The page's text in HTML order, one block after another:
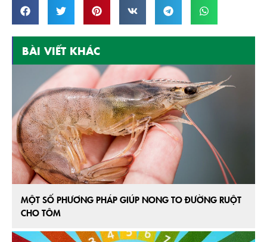
BÀI VIẾT KHÁC
MỘT SỐ PHƯƠNG PHÁP GIÚP NONG TO ĐƯỜNG RUỘT
CHO TÔM